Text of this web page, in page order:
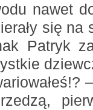
nawet
się na
Patryk